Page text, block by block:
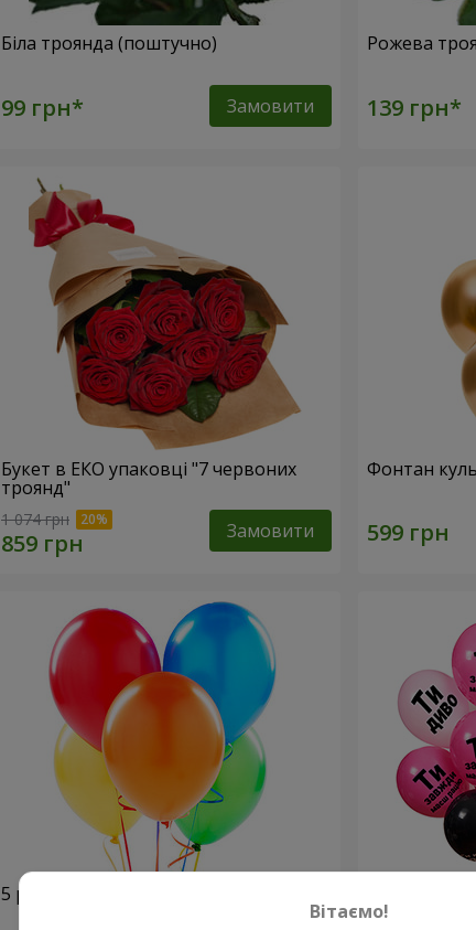
Біла троянда (поштучно)
Замовити
Рожева
Букет в ЕКО упаковці "7 червоних
троянд"
1 074 грн Замовити
Фонтан
5 різнокольорових гелієвих кульок Колекція
кульок
Вітаємо!